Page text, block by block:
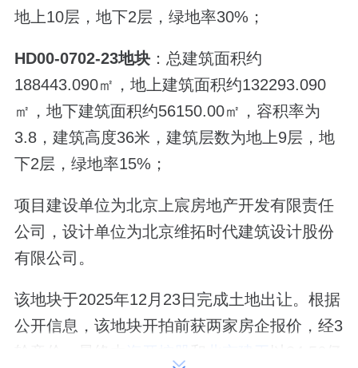
地上10层，地下2层，绿地率30%；
HD00-0702-23地块：总建筑面积约
188443.090㎡，地上建筑面积约132293.090
㎡，地下建筑面积约56150.00㎡，容积率为
3.8，建筑高度36米，建筑层数为地上9层，地
下2层，绿地率15%；
项目建设单位为北京上宸房地产开发有限责任
公司，设计单位为北京维拓时代建筑设计股份
有限公司。
该地块于2025年12月23日完成土地出让。根据
公开信息，该地块开拍前获两家房企报价，经3